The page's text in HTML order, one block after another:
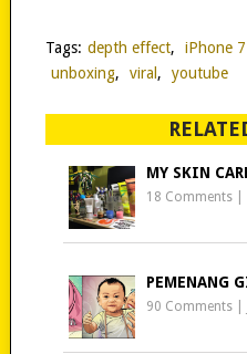
Tags: depth effect, iPhone
unboxing, viral , youtube
MY SKIN
18 Comments
PEMENANG
90 Comments